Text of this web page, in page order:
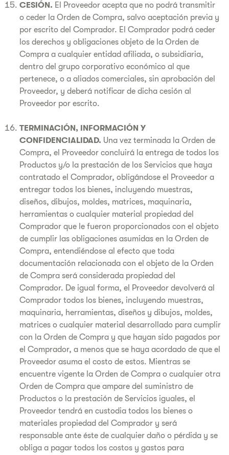
CESIÓN. El Proveedor acepta que no podrá transmitir
o ceder la Orden de Compra, salvo aceptación previa y
por escrito del Comprador. El Comprador podrá ceder
los derechos y obligaciones objeto de la Orden de
Compra a cualquier entidad afiliada, o subsidiaria,
dentro del grupo corporativo económico al que
pertenece, o a aliados comerciales, sin aprobación del
Proveedor, y deberá notificar de dicha cesión al
Proveedor por escrito.
TERMINACIÓN, INFORMACIÓN Y
CONFIDENCIALIDAD. Una vez terminada la Orden de
Compra, el Proveedor concluirá la entrega de todos los
Productos y/o la prestación de los Servicios que haya
contratado el Comprador, obligándose el Proveedor a
entregar todos los bienes, incluyendo muestras,
diseños, dibujos, moldes, matrices, maquinaria,
herramientas o cualquier material propiedad del
Comprador que le fueron proporcionados con el objeto
de cumplir las obligaciones asumidas en la Orden de
Compra, entendiéndose al efecto que toda
documentación relacionada con el objeto de la Orden
de Compra será considerada propiedad del
Comprador. De igual forma, el Proveedor devolverá al
Comprador todos los bienes, incluyendo muestras,
maquinaria, herramientas, diseños y dibujos, moldes,
matrices o cualquier material desarrollado para cumplir
con la Orden de Compra y que hayan sido pagados por
el Comprador, a menos que se haya acordado de que el
Proveedor asuma el costo de estos. Mientras se
encuentre vigente la Orden de Compra o cualquier otra
Orden de Compra que ampare del suministro de
Productos o la prestación de Servicios iguales, el
Proveedor tendrá en custodia todos los bienes o
materiales propiedad del Comprador y será
responsable ante éste de cualquier daño o pérdida y se
obliga a pagar todos los costos y gastos para